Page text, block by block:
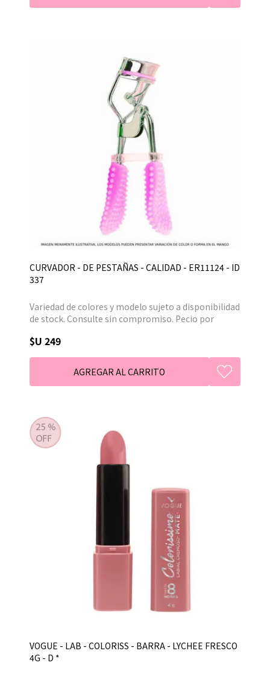
CURVADOR - DE PESTAÑAS - CALIDAD - ER11124 - ID
337
Variedad de colores y modelo sujeto a disponibilidad
de stock. Consulte sin compromiso. Pecio por
$U 249
VOGUE - LAB - COLORISS - BARRA - LYCHEE FRESCO
4G - D *